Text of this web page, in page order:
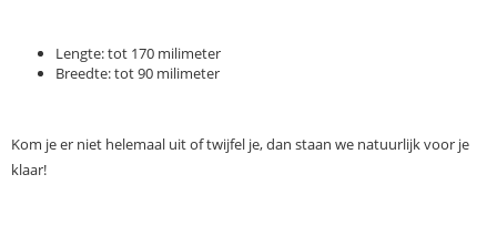
Lengte: tot 170 milimeter
Breedte: tot 90 milimeter
Kom je er niet helemaal uit of twijfel je, dan staan we natuurlijk voor je
klaar!